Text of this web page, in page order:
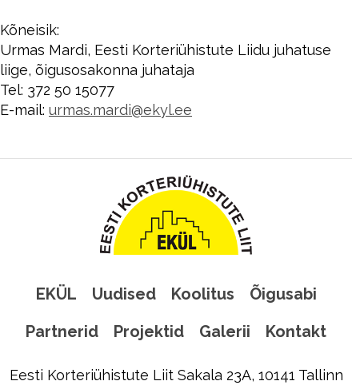
Kõneisik:
Urmas Mardi, Eesti Korteriühistute Liidu juhatuse
liige, õigusosakonna juhataja
Tel: 372 50 15077
E-mail: urmas.mardi@ekyl.ee
EKÜL Uudised Koolitus
Õigusabi
Partnerid
Projektid Galerii Kontakt
Eesti Korteriühistute Liit Sakala 23A, 10141 Tallinn